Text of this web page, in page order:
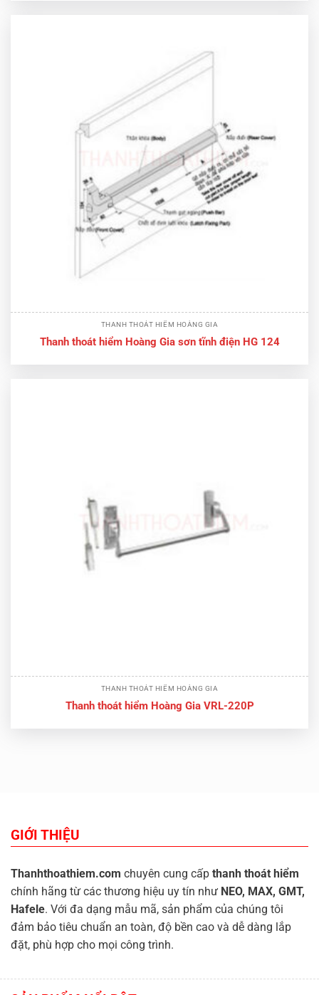
THANH THOÁT HIỂM HOÀNG GIA
Thanh thoát hiểm Hoàng Gia sơn tĩnh điện HG 124
THANH THOÁT HIỂM HOÀNG GIA
Thanh thoát hiểm Hoàng Gia VRL-220P
GIỚI THIỆU
Thanhthoathiem.com chuyên cung cấp thanh thoát hiểm
chính hãng từ các thương hiệu uy tín như NEO, MAX, GMT,
Hafele. Với đa dạng mẫu mã, sản phẩm của chúng tôi
đảm bảo tiêu chuẩn an toàn, độ bền cao và dễ dàng lắp
đặt, phù hợp cho mọi công trình.